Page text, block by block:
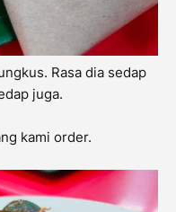
Rasa dia sedap
juga.
kami order.